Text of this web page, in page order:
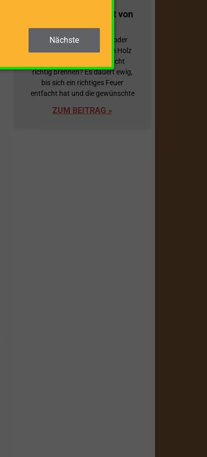
Alles zum Brennwert von
Holz
Sie zünden Ihren Kamin oder
Holzofen mit gespaltenem Holz
an und es will einfach nicht
richtig brennen? Es dauert ewig,
bis sich ein richtiges Feuer
entfacht hat und die gewünschte
ZUM BEITRAG »
Nächste